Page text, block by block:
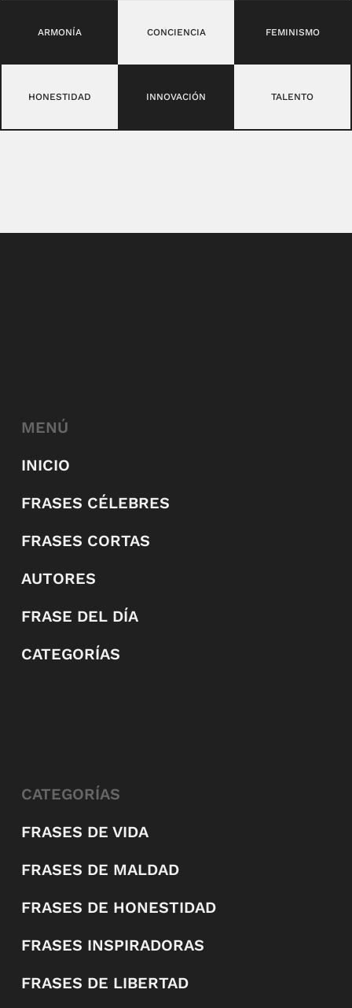
ARMONÍA CONCIENCIA FEMINISMO
HONESTIDAD INNOVACIÓN TALENTO
MENÚ
INICIO
FRASES CÉLEBRES
FRASES CORTAS
AUTORES
FRASE DEL DÍA
CATEGORÍAS
CATEGORÍAS
FRASES DE VIDA
FRASES DE MALDAD
FRASES DE HONESTIDAD
FRASES INSPIRADORAS
FRASES DE LIBERTAD